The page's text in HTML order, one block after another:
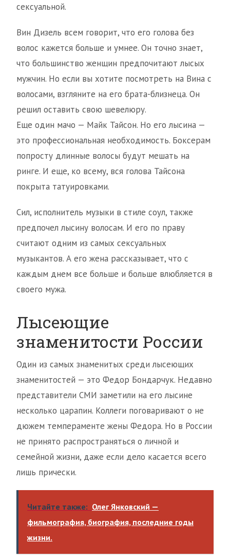
сексуальной.
Вин Дизель всем говорит, что его голова без
волос кажется больше и умнее. Он точно знает,
что большинство женщин предпочитают лысых
мужчин. Но если вы хотите посмотреть на Вина с
волосами, взгляните на его брата-близнеца. Он
решил оставить свою шевелюру.
Еще один мачо — Майк Тайсон. Но его лысина —
это профессиональная необходимость. Боксерам
попросту длинные волосы будут мешать на
ринге. И еще, ко всему, вся голова Тайсона
покрыта татуировками.
Сил, исполнитель музыки в стиле соул, также
предпочел лысину волосам. И его по праву
считают одним из самых сексуальных
музыкантов. А его жена рассказывает, что с
каждым днем все больше и больше влюбляется в
своего мужа.
Лысеющие
знаменитости России
Один из самых знаменитых среди лысеющих
знаменитостей — это Федор Бондарчук. Недавно
представители СМИ заметили на его лысине
несколько царапин. Коллеги поговаривают о не
дюжем темпераменте жены Федора. Но в России
не принято распространяться о личной и
семейной жизни, даже если дело касается всего
лишь прически.
Читайте также: Олег Янковский —
фильмография, биография, последние годы
жизни.